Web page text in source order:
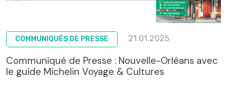
COMMUNIQUÉS DE PRESSE 21.01.2025
Communiqué de Presse : Nouvelle-Orléans avec
le guide Michelin Voyage & Cultures